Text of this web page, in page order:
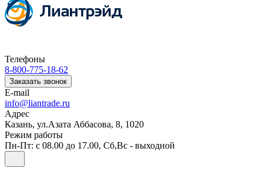
Телефоны
8-800-775-18-62
Заказать звонок
E-mail
info@liantrade.ru
Адрес
Казань, ул.Азата Аббасова, 8, 1020
Режим работы
Пн-Пт: c 08.00 до 17.00, Cб,Вс - выходной